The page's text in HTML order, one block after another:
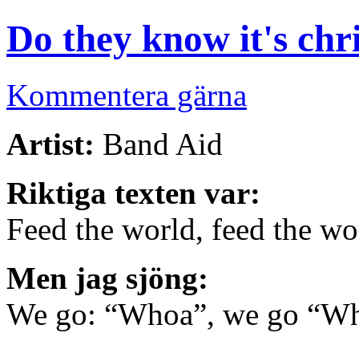
Do they know it's
Kommentera gärna
Artist: Band Aid
Riktiga texten var:
Feed the world, feed the
Men jag sjöng:
We go: “Whoa”, we go